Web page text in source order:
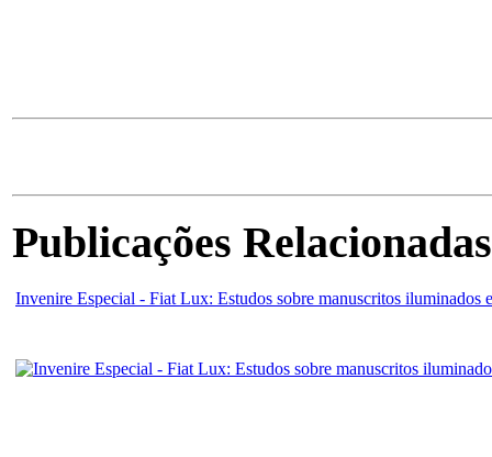
Publicações Relacionadas
Invenire Especial - Fiat Lux: Estudos sobre manuscritos iluminados